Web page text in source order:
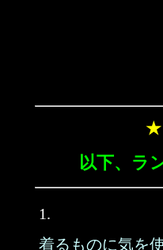
以下、ラ
1.
着るものに気を